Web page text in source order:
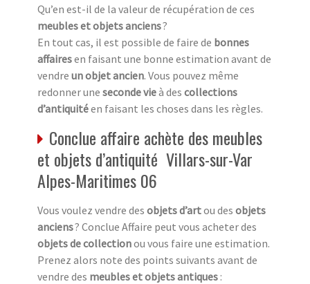
Qu’en est-il de la valeur de récupération de ces
meubles et objets anciens?
En tout cas, il est possible de faire de bonnes
affairesen faisant une bonne estimation avant de
vendre un objet ancien. Vous pouvez même
redonner une seconde vieà des collections
d’antiquitéen faisant les choses dans les règles.
Conclue affaire achète des meubles
et objets d’antiquité Villars-sur-Var
Alpes-Maritimes 06
Vous voulez vendre des objets d’artou des objets
anciens? Conclue Affaire peut vous acheter des
objets de collectionou vous faire une estimation.
Prenez alors note des points suivants avant de
vendre des meubles et objets antiques :